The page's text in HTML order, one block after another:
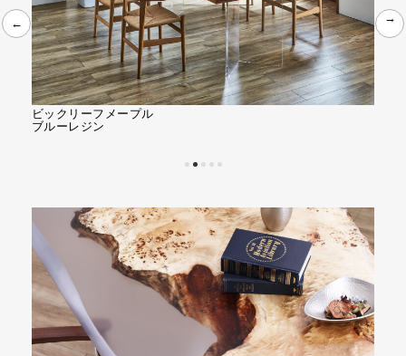
←
ウォールナット
ブラックレジン
←